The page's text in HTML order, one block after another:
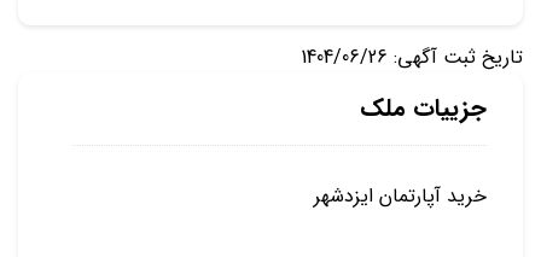
تاریخ ثبت آگهی: 1404/06/26
جزییات ملک
خرید آپارتمان ایزدشهر